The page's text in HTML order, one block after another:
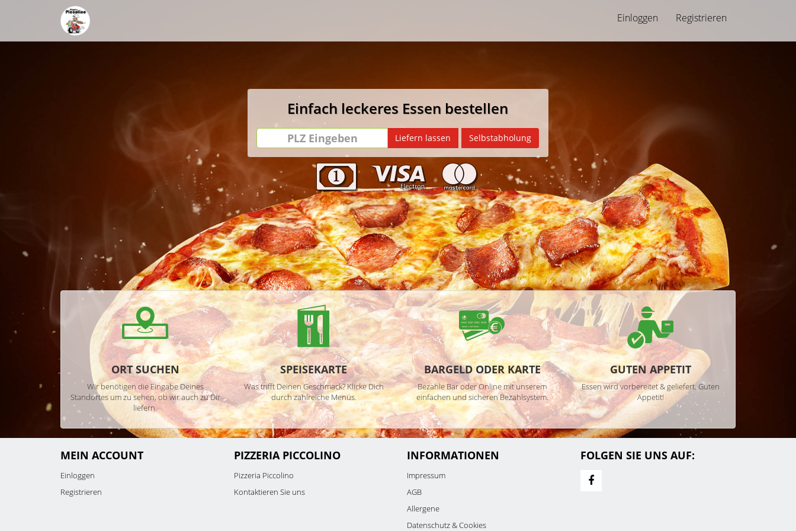
Einloggen Registrieren
Einfach leckeres Essen bestellen
PLZ
Eingeben
Liefern lassen Selbstabholung
ORT SUCHEN
Wir benötigen die Eingabe Deines
Standortes um zu sehen, ob wir auch zu Dir
liefern.
SPEISEKARTE
Was trifft Deinen Geschmack? Klicke Dich
durch zahlreiche Menüs.
BARGELD ODER KARTE
Bezahle Bar oder Online mit unserem
einfachen und sicheren Bezahlsystem.
GUTEN APPETIT
Essen wird vorbereitet & geliefert. Guten
Appetit!
FOLGEN SIE UNS AUF:
MEIN ACCOUNT
Einloggen
Registrieren
PIZZERIA PICCOLINO
Pizzeria Piccolino
Kontaktieren Sie uns
INFORMATIONEN
Impressum
AGB
Allergene
Datenschutz & Cookies